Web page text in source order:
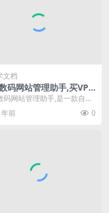
文档
码网站管理助手,买VPS
服务器赠送网站管理工
码网站管理助手,是一款自动
拟主机站点的程序，通过本
自动建立I...
年前 0